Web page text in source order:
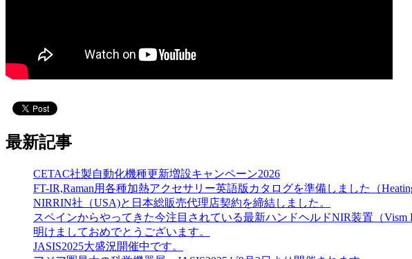
最新記事
CETAC社製自動化機種更新増設キャンペーン2026
FT-IR,Raman用各種加熱アクセサリー英語版カタログを準備しました（
NIRRIN社（USA)と日本総販売代理店契約を締結しました。
スペインからやってきた今注目されている最新ハンドヘルドNIR装置（Vism
明けましておめでとうございます。
JASIS2025大盛況開催中です。